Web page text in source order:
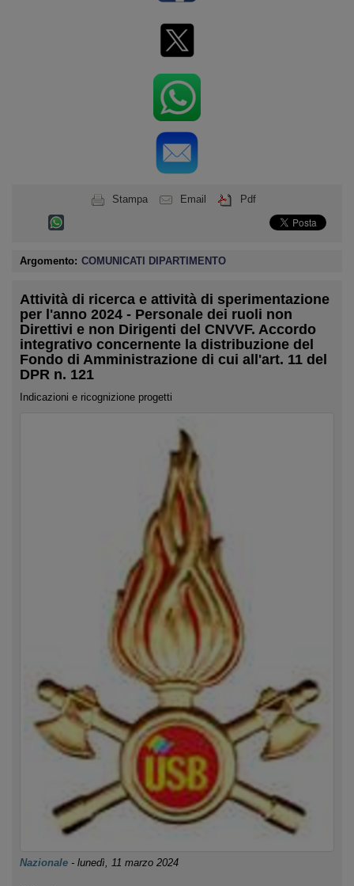
Stampa Email Pdf
Argomento: COMUNICATI DIPARTIMENTO
Attività di ricerca e attività di sperimentazione
per l'anno 2024 - Personale dei ruoli non
Direttivi e non Dirigenti del CNVVF. Accordo
integrativo concernente la distribuzione del
Fondo di Amministrazione di cui all'art. 11 del
DPR n. 121
Indicazioni e ricognizione progetti
Nazionale - lunedì, 11 marzo 2024